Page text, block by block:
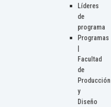
Líderes
de
programa
Programas
Facultad
de
Producción
y
Diseño